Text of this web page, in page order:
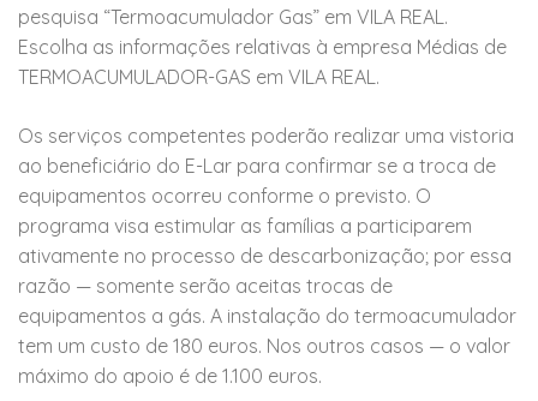
pesquisa “Termoacumulador Gas” em VILA REAL.
Escolha as informações relativas à empresa Médias de
TERMOACUMULADOR-GAS em VILA REAL.
Os serviços competentes poderão realizar uma vistoria
ao beneficiário do E-Lar para confirmar se a troca de
equipamentos ocorreu conforme o previsto. O
programa visa estimular as famílias a participarem
ativamente no processo de descarbonização; por essa
razão — somente serão aceitas trocas de
equipamentos a gás. A instalação do termoacumulador
tem um custo de 180 euros. Nos outros casos — o valor
máximo do apoio é de 1.100 euros.